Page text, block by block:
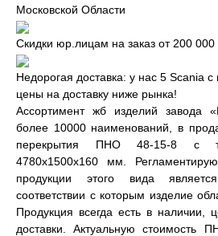
Московской Области
Скидки юр.лицам на заказ от 200 000
Недорогая доставка: у нас 5 Scania
цены на доставку ниже рынка!
Ассортимент жб изделий завода
более 10000 наименований, в
перекрытия ПНО 48-15-8 с
4780x1500x160 мм.
продукции этого вида
соответствии с которым изделие
Продукция всегда есть в наличии,
доставки. Актуальную стоимость